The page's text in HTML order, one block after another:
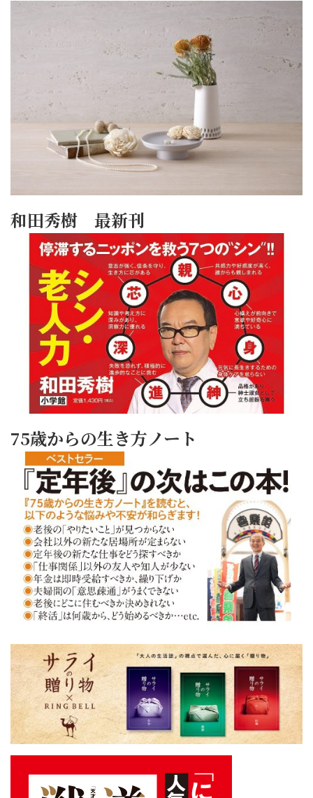
和田秀樹 最新刊
75歳からの生き方ノート